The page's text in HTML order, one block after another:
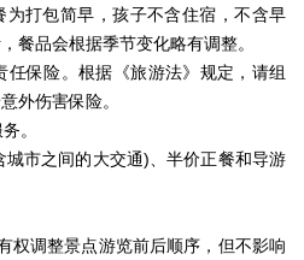
打包简早，孩子不含住宿，不含早
餐品会根据季节变化略有调整。
保险。根据《旅游法》规定，请组
外伤害保险。
。
市之间的大交通)、半价正餐和导游
权调整景点游览前后顺序，但不影响